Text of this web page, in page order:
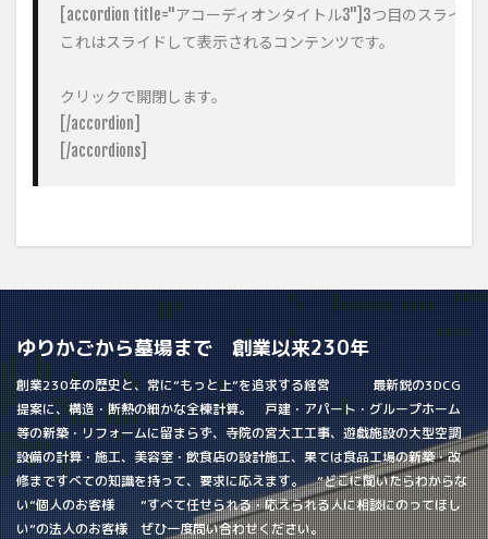
[accordion title="アコーディオンタイトル3"]3つ目のスライド
これはスライドして表示されるコンテンツです。
クリックで開閉します。
[/accordion]
[/accordions]
ゆりかごから墓場まで 創業以来230年
創業230年の歴史と、常に”もっと上”を追求する経営 最新鋭の3DCG
提案に、構造・断熱の細かな全棟計算。 戸建・アパート・グループホーム
等の新築・リフォームに留まらず、寺院の宮大工工事、遊戯施設の大型空調
設備の計算・施工、美容室・飲食店の設計施工、果ては食品工場の新築・改
修まですべての知識を持って、要求に応えます。 ”どこに聞いたらわからな
い”個人のお客様 ”すべて任せられる・応えられる人に相談にのってほし
い”の法人のお客様 ぜひ一度問い合わせください。